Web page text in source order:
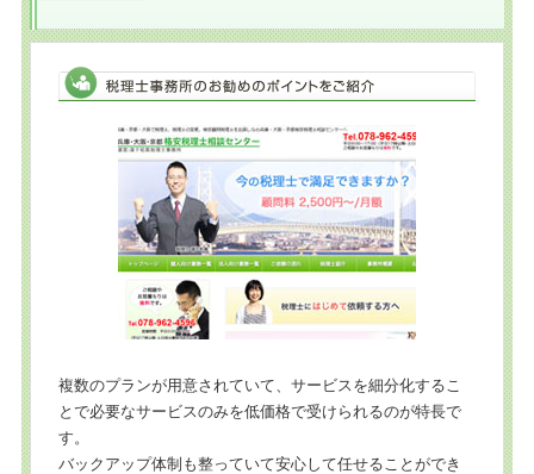
複数のプランが用意されていて、サービスを細分化するこ
とで必要なサービスのみを低価格で受けられるのが特長で
す。
バックアップ体制も整っていて安心して任せることができ